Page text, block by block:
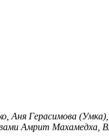
Герасимова
Амрит Махамедха,